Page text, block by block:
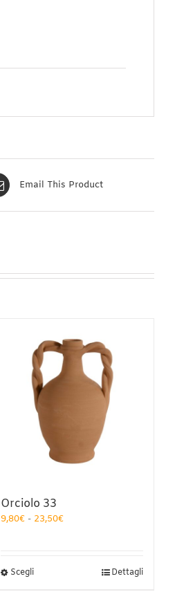
Email This Product
Orciolo 33
9,80€ - 23,50€
ScegliQuesto
Dettagli